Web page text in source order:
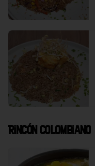
Rincón Colombiano